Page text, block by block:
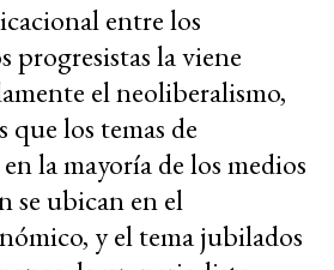
entre los
progresistas la viene
el neoliberalismo,
que los temas de
la mayoría de los medios
se ubican en el
y el tema jubilados